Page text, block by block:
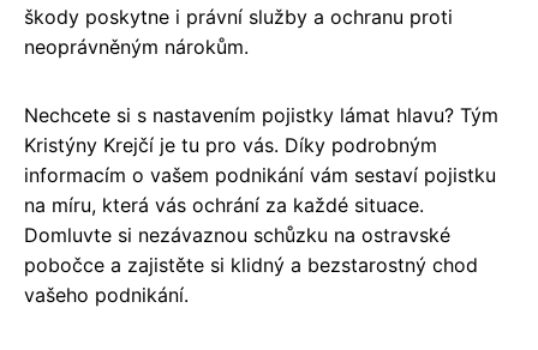
škody poskytne i právní služby a ochranu proti
neoprávněným nárokům.
Nechcete si s nastavením pojistky lámat hlavu? Tým
Kristýny Krejčí je tu pro vás. Díky podrobným
informacím o vašem podnikání vám sestaví pojistku
na míru, která vás ochrání za každé situace.
Domluvte si nezávaznou schůzku na ostravské
pobočce a zajistěte si klidný a bezstarostný chod
vašeho podnikání.